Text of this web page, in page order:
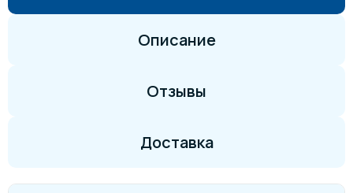
Описание
Отзывы
Доставка